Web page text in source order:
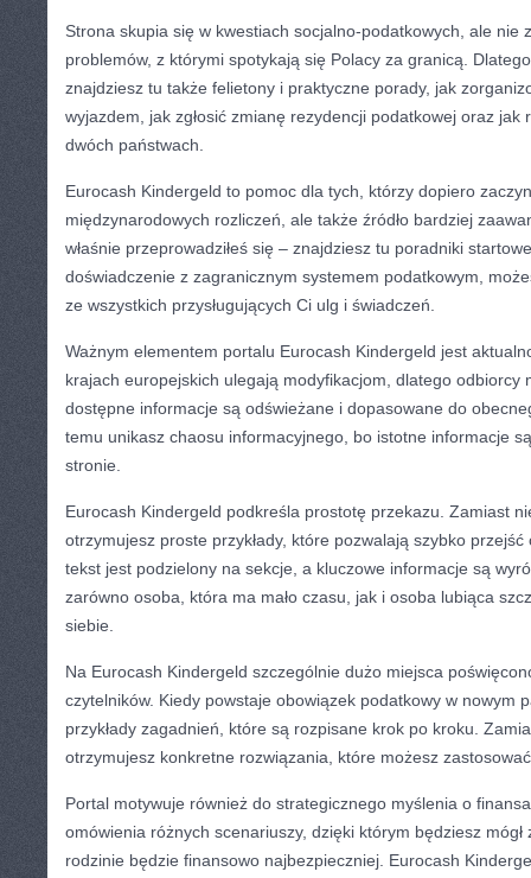
Strona skupia się w kwestiach socjalno-podatkowych, ale nie
problemów, z którymi spotykają się Polacy za granicą.
znajdziesz tu także felietony i praktyczne porady, jak
wyjazdem, jak zgłosić zmianę rezydencji podatkowej oraz jak
dwóch państwach.
Eurocash Kindergeld to pomoc dla tych, którzy dopiero
międzynarodowych rozliczeń, ale także źródło bardziej
właśnie przeprowadziłeś się – znajdziesz tu poradniki
doświadczenie z zagranicznym systemem podatkowym,
ze wszystkich przysługujących Ci ulg i świadczeń.
Ważnym elementem portalu Eurocash Kindergeld jest
krajach europejskich ulegają modyfikacjom, dlatego odbiorcy
dostępne informacje są odświeżane i dopasowane do
temu unikasz chaosu informacyjnego, bo istotne informacje
stronie.
Eurocash Kindergeld podkreśla prostotę przekazu. Zamiast
otrzymujesz proste przykłady, które pozwalają szybko przejść
tekst jest podzielony na sekcje, a kluczowe informacje są
zarówno osoba, która ma mało czasu, jak i osoba lubiąca
siebie.
Na Eurocash Kindergeld szczególnie dużo miejsca
czytelników. Kiedy powstaje obowiązek podatkowy w nowym
przykłady zagadnień, które są rozpisane krok po kroku.
otrzymujesz konkretne rozwiązania, które możesz
Portal motywuje również do strategicznego myślenia o
omówienia różnych scenariuszy, dzięki którym będziesz
rodzinie będzie finansowo najbezpieczniej. Eurocash